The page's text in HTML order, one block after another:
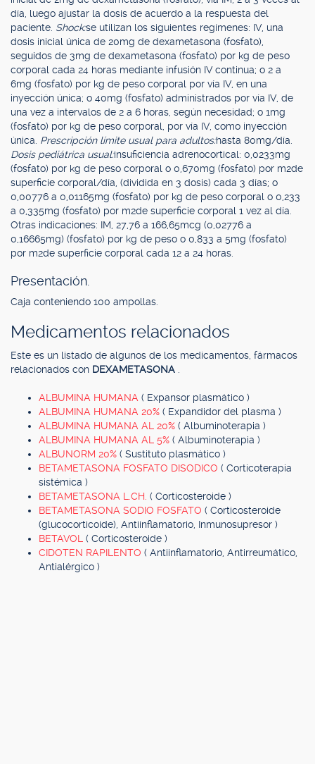
día, luego ajustar la dosis de acuerdo a la respuesta del
paciente. Shock:se utilizan los siguientes regímenes: IV, una
dosis inicial única de 20mg de dexametasona (fosfato),
seguidos de 3mg de dexametasona (fosfato) por kg de peso
corporal cada 24 horas mediante infusión IV continua; o 2 a
6mg (fosfato) por kg de peso corporal por vía IV, en una
inyección única; o 40mg (fosfato) administrados por vía IV, de
una vez a intervalos de 2 a 6 horas, según necesidad; o 1mg
(fosfato) por kg de peso corporal, por vía IV, como inyección
única. Prescripción límite usual para adultos:hasta 80mg/día.
Dosis pediátrica usual:insuficiencia adrenocortical: 0,0233mg
(fosfato) por kg de peso corporal o 0,670mg (fosfato) por m2de
superficie corporal/día, (dividida en 3 dosis) cada 3 días; o
0,00776 a 0,01165mg (fosfato) por kg de peso corporal o 0,233
a 0,335mg (fosfato) por m2de superficie corporal 1 vez al día.
Otras indicaciones: IM, 27,76 a 166,65mcg (0,02776 a
0,16665mg) (fosfato) por kg de peso o 0,833 a 5mg (fosfato)
por m2de superficie corporal cada 12 a 24 horas.
Presentación.
Caja conteniendo 100 ampollas.
Medicamentos relacionados
Este es un listado de algunos de los medicamentos, fármacos
relacionados con DEXAMETASONA
ALBUMINA HUMANA ( Expansor plasmático )
ALBUMINA HUMANA 20% ( Expandidor del plasma )
ALBUMINA HUMANA AL 20% ( Albuminoterapia )
ALBUMINA HUMANA AL 5% ( Albuminoterapia )
ALBUNORM 20% ( Sustituto plasmático )
BETAMETASONA FOSFATO DISODICO ( Corticoterapia
sistémica )
BETAMETASONA L.CH. ( Corticosteroide )
BETAMETASONA SODIO FOSFATO ( Corticosteroide
(glucocorticoide), Antiinflamatorio, Inmunosupresor )
BETAVOL ( Corticosteroide )
CIDOTEN RAPILENTO ( Antiinflamatorio, Antirreumático,
Antialérgico )